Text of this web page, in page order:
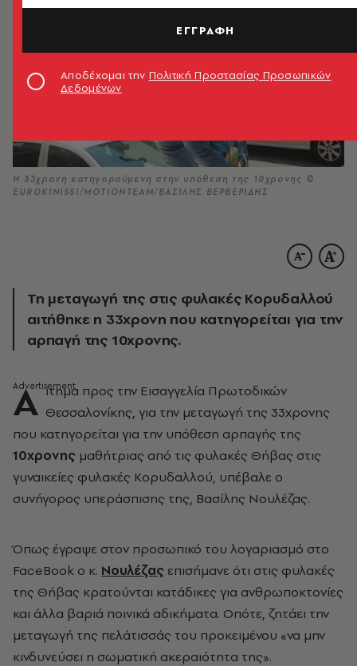
H 33χρονη κατηγορούμενη στην υπόθεση της 10χρονης ©
EUROKINISSI/ΜΟΤΙΟΝΤΕΑΜ/ΒΑΣΙΛΗΣ ΒΕΡΒΕΡΙΔΗΣ
Τη μεταγωγή της στις φυλακές Κορυδαλλού
αιτήθηκε η 33χρονη που κατηγορείται για την
αρπαγή της 10χρονης.
Α ίτημα προς την Εισαγγελία Πρωτοδικών
Θεσσαλονίκης, για την μεταγωγή της 33χρονης
που κατηγορείται για την υπόθεση αρπαγής της
10χρονης μαθήτριας από τις φυλακές Θήβας στις
γυναικείες φυλακές Κορυδαλλού, υπέβαλε ο
συνήγορος υπεράσπισης της, Βασίλης Νουλέζας.
Όπως έγραψε στον προσωπικό του λογαριασμό στο
FaceBook ο κ. Νουλέζας επισήμανε ότι στις φυλακές
της Θήβας κρατούνται κατάδικες για ανθρωποκτονίες
και άλλα βαριά ποινικά αδικήματα. Οπότε, ζητάει την
μεταγωγή της πελάτισσάς του προκειμένου «να μην
κινδυνεύσει η σωματική ακεραιότητα της».
ΕΓΓΡΑΦΗ
Αποδέχομαι την Πολιτική Προστασίας Προσωπικών
Δεδομένων